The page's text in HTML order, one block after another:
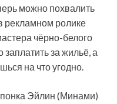
можно похвалить
рекламном ролике
чёрно-белого
за жильё, а
на что угодно.
Эйлин (Минами)